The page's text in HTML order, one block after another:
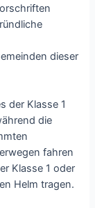
dieser
der Klasse 1
die
fahren
Klasse 1 oder
Helm tragen.